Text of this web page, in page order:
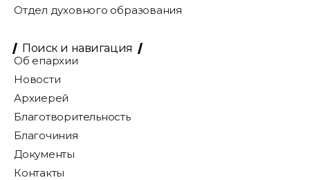
Отдел духовного образования
Поиск и навигация
Об епархии
Новости
Архиерей
Благотворительность
Благочиния
Документы
Контакты